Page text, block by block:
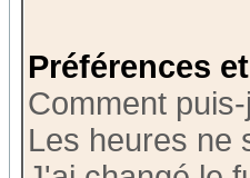
Préférences
Comment
Les heures ne